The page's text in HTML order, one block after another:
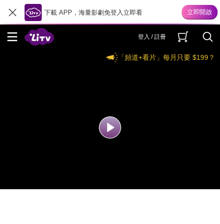
下載 APP，海量影劇免登入立即看
登入 / 註冊
「頻道+看片」每月只要 $199？